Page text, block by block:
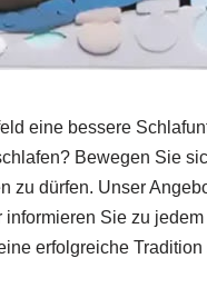
eine bessere
Bewegen Sie
zu dürfen. Unser
Sie zu
erfolgreiche